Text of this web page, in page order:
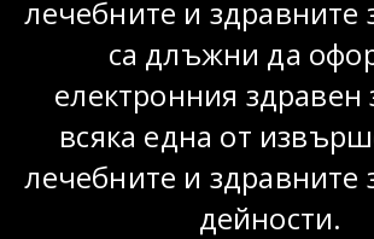
лечебните и здравните
са длъжни да
електронния здравен
всяка една от
лечебните и здравните
дейности.